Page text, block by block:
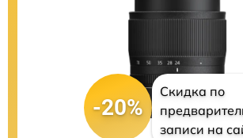
-20%
Скидка по
записи на